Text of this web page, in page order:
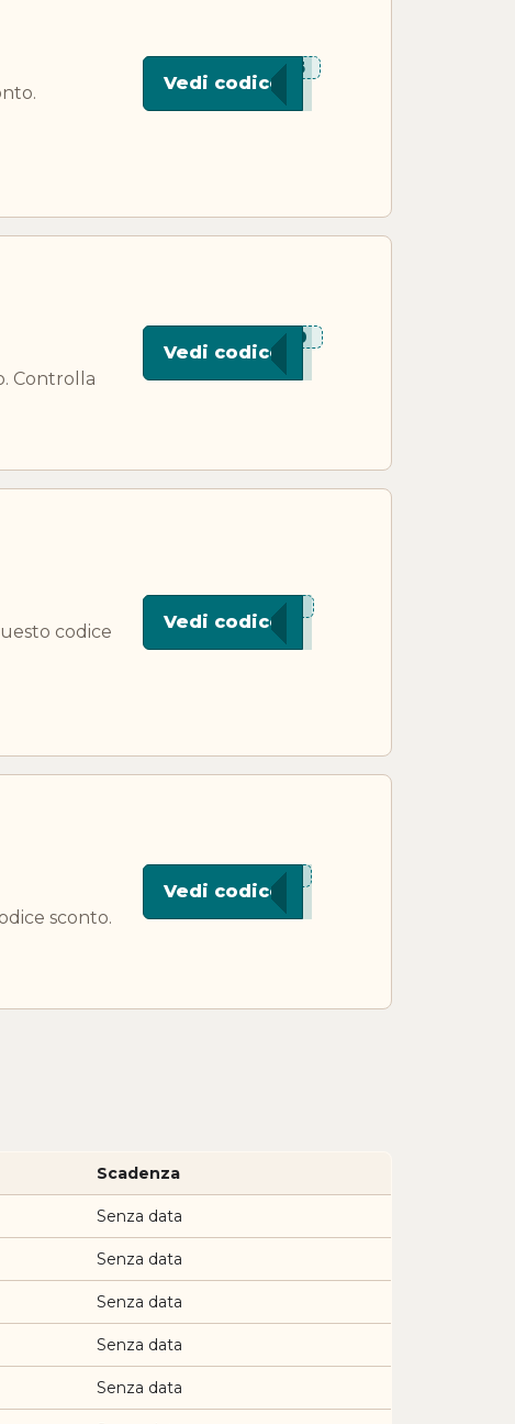
***S55
Vedi codice
Controlla
***L20
Vedi codice
codice
***115
Vedi codice
sconto.
***I15
Vedi codice
Scadenza
Senza data
Senza data
Senza data
Senza data
Senza data